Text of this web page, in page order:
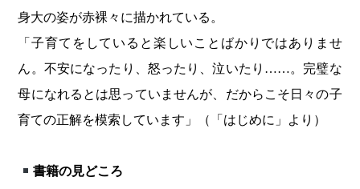
身大の姿が赤裸々に描かれている。
「子育てをしていると楽しいことばかりではありませ
ん。不安になったり、怒ったり、泣いたり……。完璧な
母になれるとは思っていませんが、だからこそ日々の子
育ての正解を模索しています」（「はじめに」より）
書籍の見どころ